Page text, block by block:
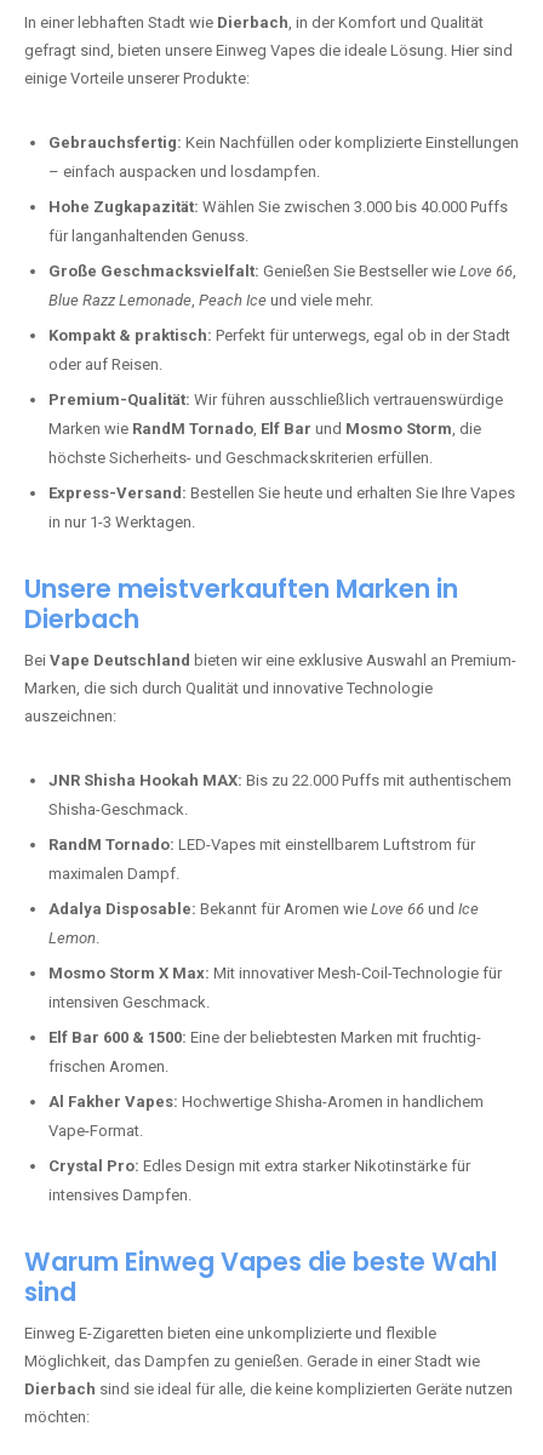
In einer lebhaften Stadt wie Dierbach, in der Komfort und Qualität
gefragt sind, bieten unsere Einweg Vapes die ideale Lösung. Hier sind
einige Vorteile unserer Produkte:
Gebrauchsfertig: Kein Nachfüllen oder komplizierte Einstellungen
– einfach auspacken und losdampfen.
Hohe Zugkapazität: Wählen Sie zwischen 3.000 bis 40.000 Puffs
für langanhaltenden Genuss.
Große Geschmacksvielfalt: Genießen Sie Bestseller wie Love 66,
Blue Razz Lemonade, Peach Ice und viele mehr.
Kompakt & praktisch: Perfekt für unterwegs, egal ob in der Stadt
oder auf Reisen.
Premium-Qualität: Wir führen ausschließlich vertrauenswürdige
Marken wie RandM Tornado, Elf Bar und Mosmo Storm, die
höchste Sicherheits- und Geschmackskriterien erfüllen.
Express-Versand: Bestellen Sie heute und erhalten Sie Ihre Vapes
in nur 1-3 Werktagen.
Unsere meistverkauften Marken in
Dierbach
Bei Vape Deutschland bieten wir eine exklusive Auswahl an Premium-
Marken, die sich durch Qualität und innovative Technologie
auszeichnen:
JNR Shisha Hookah MAX: Bis zu 22.000 Puffs mit authentischem
Shisha-Geschmack.
RandM Tornado: LED-Vapes mit einstellbarem Luftstrom für
maximalen Dampf.
Adalya Disposable: Bekannt für Aromen wie Love 66 und Ice
Lemon.
Mosmo Storm X Max: Mit innovativer Mesh-Coil-Technologie für
intensiven Geschmack.
Elf Bar 600 & 1500: Eine der beliebtesten Marken mit fruchtig-
frischen Aromen.
Al Fakher Vapes: Hochwertige Shisha-Aromen in handlichem
Vape-Format.
Crystal Pro: Edles Design mit extra starker Nikotinstärke für
intensives Dampfen.
Warum Einweg Vapes die beste Wahl
sind
Einweg E-Zigaretten bieten eine unkomplizierte und flexible
Möglichkeit, das Dampfen zu genießen. Gerade in einer Stadt wie
Dierbach sind sie ideal für alle, die keine komplizierten Geräte nutzen
möchten: